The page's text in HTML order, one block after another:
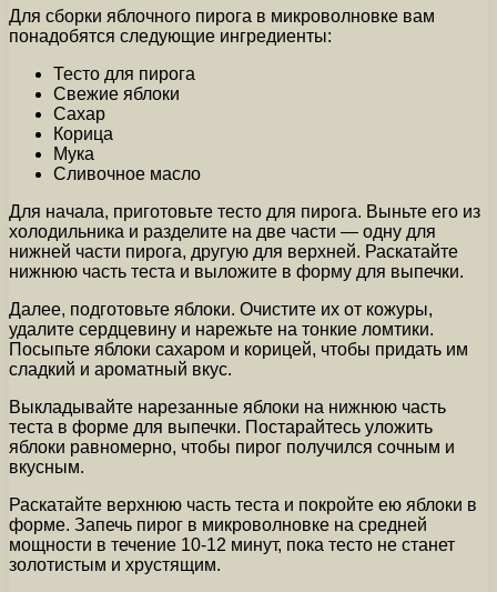
Для сборки яблочного пирога в микроволновке вам
понадобятся следующие ингредиенты:
Тесто для пирога
Свежие яблоки
Сахар
Корица
Мука
Сливочное масло
Для начала, приготовьте тесто для пирога. Выньте его из
холодильника и разделите на две части — одну для
нижней части пирога, другую для верхней. Раскатайте
нижнюю часть теста и выложите в форму для выпечки.
Далее, подготовьте яблоки. Очистите их от кожуры,
удалите сердцевину и нарежьте на тонкие ломтики.
Посыпьте яблоки сахаром и корицей, чтобы придать им
сладкий и ароматный вкус.
Выкладывайте нарезанные яблоки на нижнюю часть
теста в форме для выпечки. Постарайтесь уложить
яблоки равномерно, чтобы пирог получился сочным и
вкусным.
Раскатайте верхнюю часть теста и покройте ею яблоки в
форме. Запечь пирог в микроволновке на средней
мощности в течение 10-12 минут, пока тесто не станет
золотистым и хрустящим.